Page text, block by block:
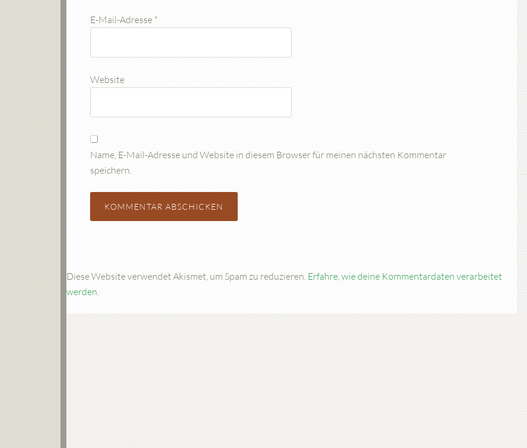
E-Mail-Adresse *
Website
Name, E-Mail-Adresse und Website in diesem Browser für meinen nächsten Kommentar
speichern.
Diese Website verwendet Akismet, um Spam zu reduzieren. Erfahre, wie deine Kommentardaten verarbeitet
werden.